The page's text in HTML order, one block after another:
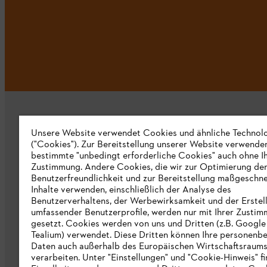
Unternehmen
Über uns
Katalog zum Download
STIHL Hinweisgebersystem
Presse
Unsere Website verwendet Cookies und ähnliche
("Cookies"). Zur Bereitstellung unserer Website
bestimmte "unbedingt erforderliche Cookies" auch ohne
Zustimmung. Andere Cookies, die wir zur Optimierung der
Benutzerfreundlichkeit und zur Bereitstellung
Inhalte verwenden, einschließlich der Analyse des
Benutzerverhaltens, der Werbewirksamkeit und der
umfassender Benutzerprofile, werden nur mit Ihrer
gesetzt. Cookies werden von uns und Dritten (z.B.
Tealium) verwendet. Diese Dritten können Ihre
Daten auch außerhalb des Europäischen Wirtschaftsraums
verarbeiten. Unter "Einstellungen" und "Cookie-Hinweis"